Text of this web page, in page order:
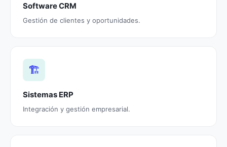
Software CRM
Gestión de clientes y oportunidades.
🏗️
Sistemas ERP
Integración y gestión empresarial.